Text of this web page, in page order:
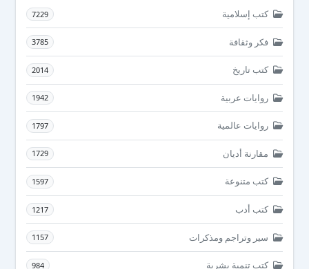
كتب إسلامية 7229
فكر وثقافة 3785
كتب تاريخ 2014
روايات عربية 1942
روايات عالمية 1797
مقارنة أديان 1729
كتب متنوعة 1597
كتب أدب 1217
سير وتراجم ومذكرات 1157
كتب تنمية بشرية 984